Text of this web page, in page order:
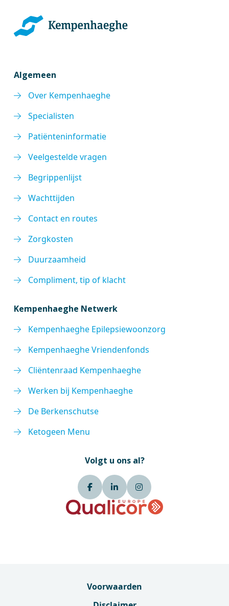
Algemeen
Over Kempenhaeghe
Specialisten
Patiënteninformatie
Veelgestelde vragen
Begrippenlijst
Wachttijden
Contact en routes
Zorgkosten
Duurzaamheid
Compliment, tip of klacht
Kempenhaeghe Netwerk
Kempenhaeghe Epilepsiewoonzorg
Kempenhaeghe Vriendenfonds
Cliëntenraad Kempenhaeghe
Werken bij Kempenhaeghe
De Berkenschutse
Ketogeen Menu
Volgt u ons al?
Voorwaarden